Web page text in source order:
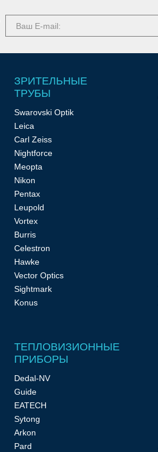
ЗРИТЕЛЬНЫЕ
ТРУБЫ
Swarovski Optik
Leica
Carl Zeiss
Nightforce
Meopta
Nikon
Pentax
Leupold
Vortex
Burris
Celestron
Hawke
Vector Optics
Sightmark
Konus
ТЕПЛОВИЗИОННЫЕ
ПРИБОРЫ
Dedal-NV
Guide
EATECH
Sytong
Arkon
Pard